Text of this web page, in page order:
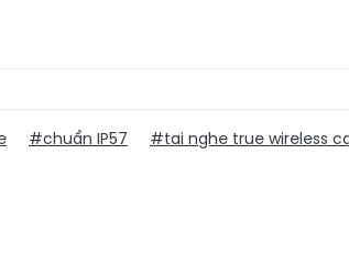
#chuẩn IP57 #tai nghe true wireless